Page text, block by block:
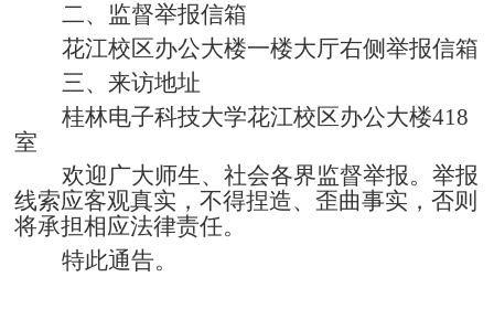
二、监督举报信箱
花江校区办公大楼一楼大厅右侧举报信箱
三、来访地址
桂林电子科技大学花江校区办公大楼418
室
欢迎广大师生、社会各界监督举报。举报
线索应客观真实，不得捏造、歪曲事实，否则
将承担相应法律责任。
特此通告。